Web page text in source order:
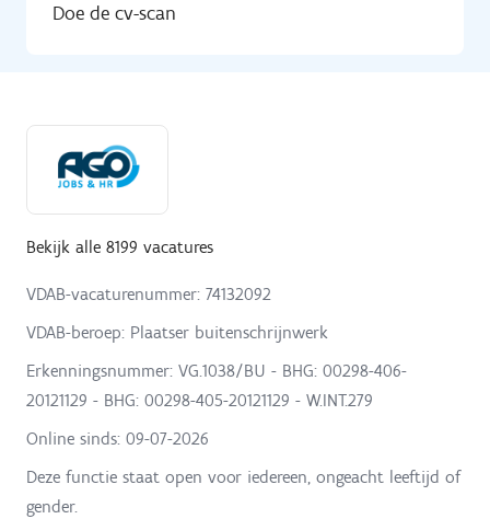
Doe de cv-scan
Bekijk alle 8199 vacatures
VDAB-vacaturenummer: 74132092
VDAB-beroep: Plaatser buitenschrijnwerk
Erkenningsnummer: VG.1038/BU - BHG: 00298-406-
20121129 - BHG: 00298-405-20121129 - W.INT.279
Online sinds: 09-07-2026
Deze functie staat open voor iedereen, ongeacht leeftijd of
gender.